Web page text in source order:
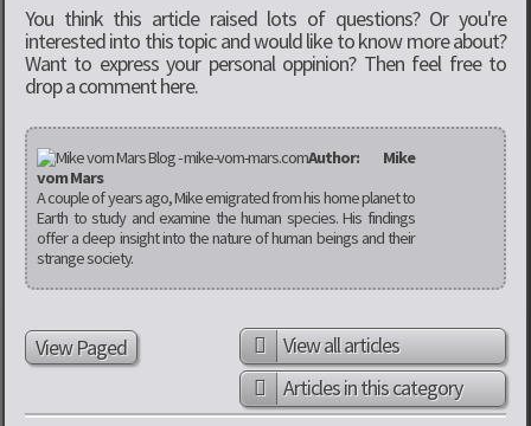
You think this article raised lots of questions? Or you're
interested into this topic and would like to know more about?
Want to express your personal oppinion? Then feel free to
drop a comment here.
Author: Mike
vom Mars
A couple of years ago, Mike emigrated from his home planet to
Earth to study and examine the human species. His findings
offer a deep insight into the nature of human beings and their
strange society.
View Paged
View all articles
Articles in this category